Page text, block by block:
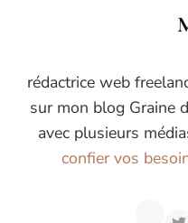
rédactrice web
sur mon blog Graine
avec plusieurs
confier vos